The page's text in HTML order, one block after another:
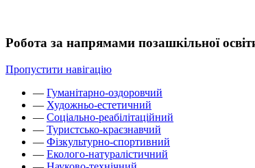
Робота за напрямами позашкільної
Пропустити навігацію
— Гуманітарно-оздоровчий
— Художньо-естетичний
— Соціально-реабілітаційний
— Туристсько-краєзнавчий
— Фізкультурно-спортивний
— Еколого-натуралістичний